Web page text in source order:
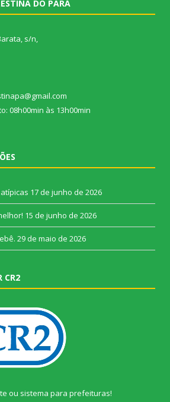
DO PARÁ
s/n,
08h00min às 13h00min
17 de junho de 2026
15 de junho de 2026
29 de maio de 2026
CR2
ou sistema para prefeituras!